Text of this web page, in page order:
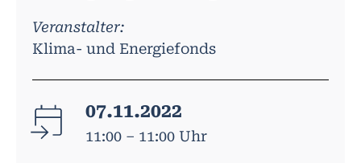
Veranstalter:
Klima- und Energiefonds
07.11.2022
11:00 – 11:00 Uhr